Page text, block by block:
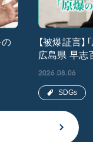
の
【被爆証言
広島県 早志
2026.08.06
SDGs